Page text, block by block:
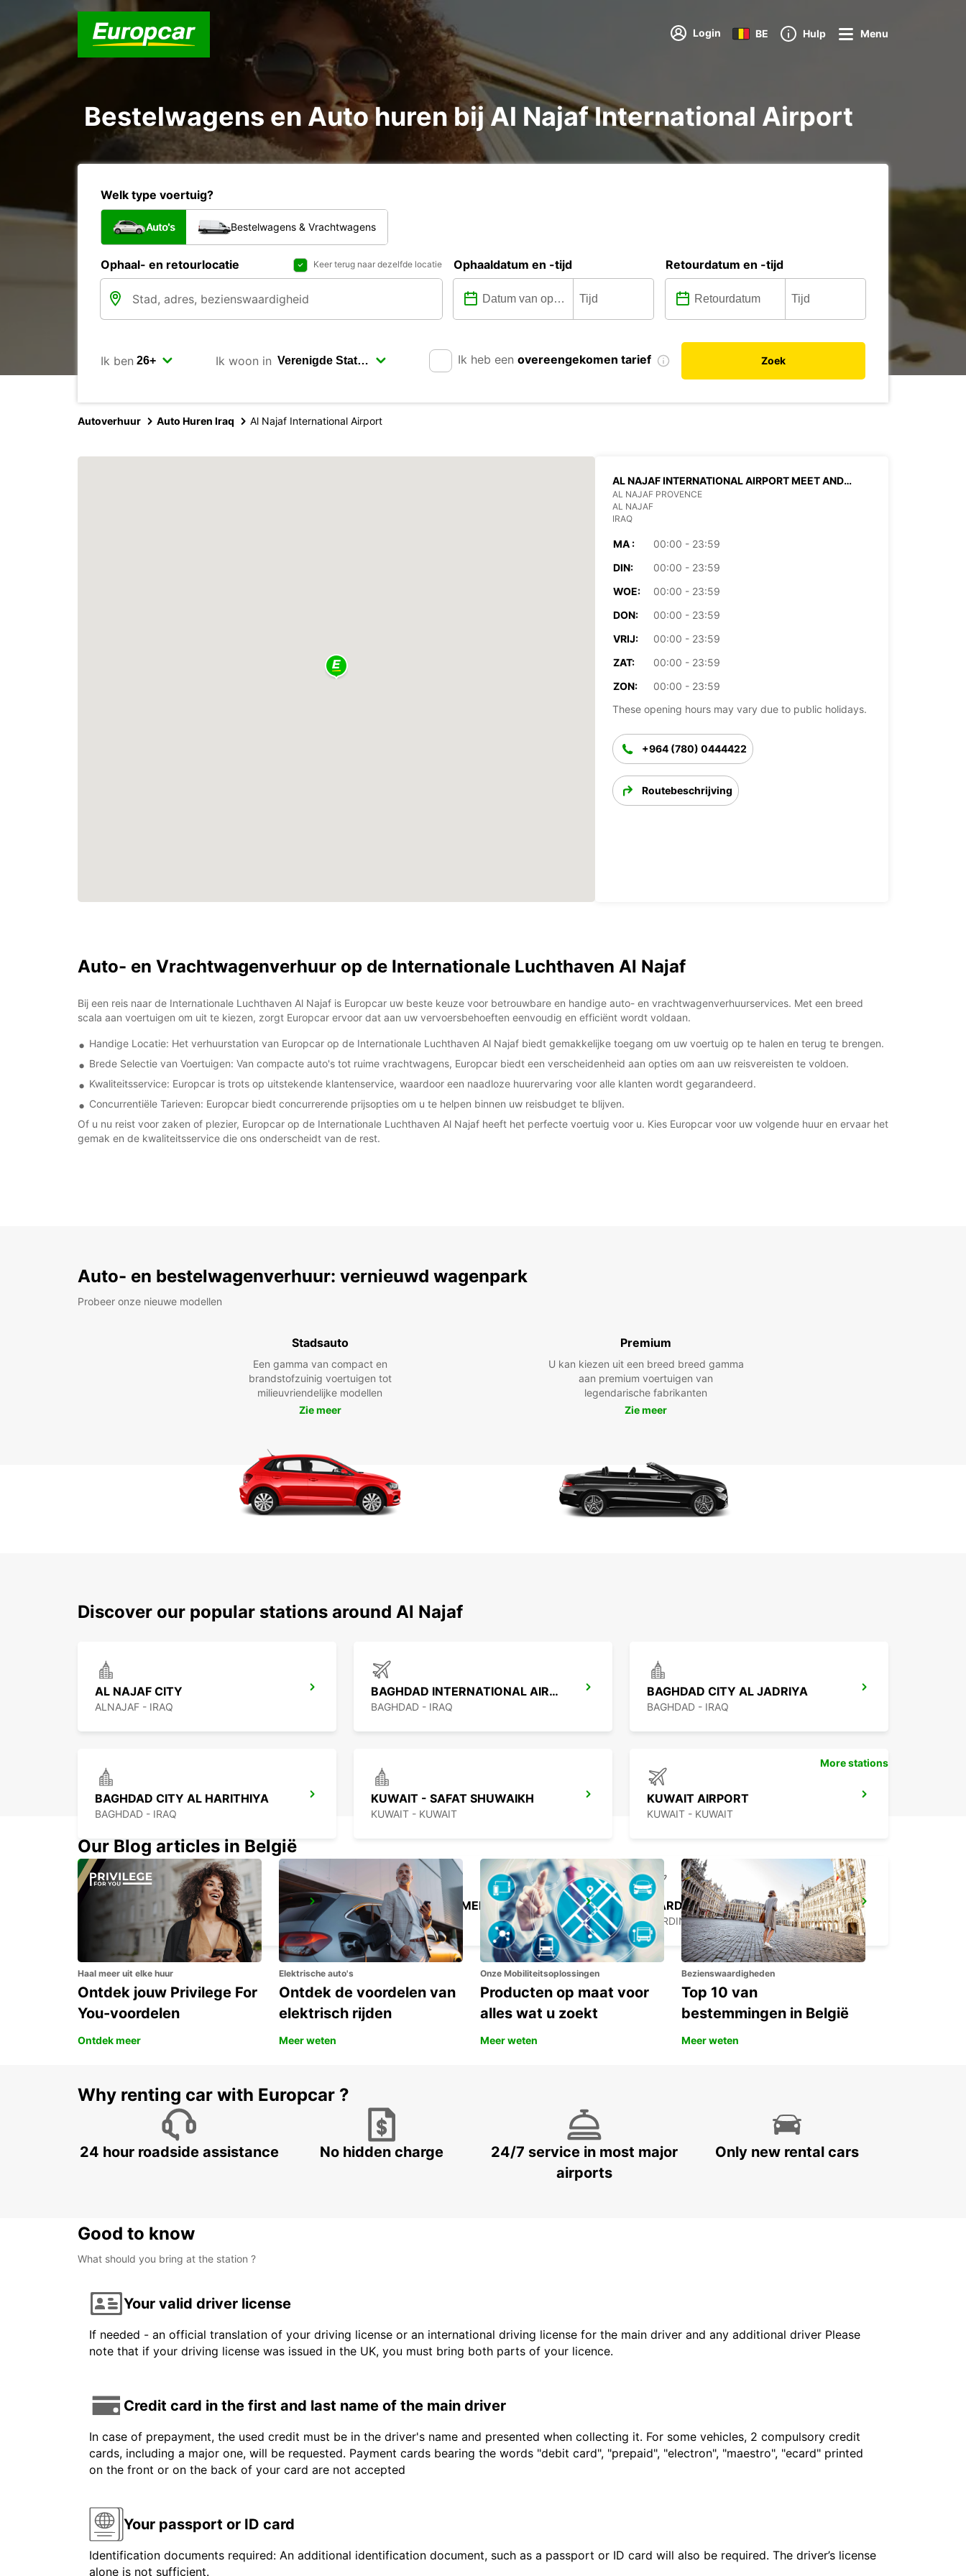
Login BE Hulp Menu
Bestelwagens en Auto huren bij Al Najaf International Airport
Welk type voertuig?
Auto's Bestelwagens & Vrachtwagens
Ophaal- en retourlocatie Keer terug naar dezelfde locatie Ophaaldatum en -tijd Retourdatum en -tijd
Ik ben Ik woon in Ik heb een overeengekomen tarief Zoek
Autoverhuur Auto Huren Iraq Al Najaf International Airport
AL NAJAF INTERNATIONAL AIRPORT MEET AND
GREET
AL NAJAF PROVENCE
AL NAJAF
IRAQ
MA :
00:00 - 23:59
DIN:
00:00 - 23:59
WOE:
00:00 - 23:59
DON:
00:00 - 23:59
VRIJ:
00:00 - 23:59
ZAT:
00:00 - 23:59
ZON:
00:00 - 23:59
These opening hours may vary due to public holidays.
+964 (780) 0444422
Routebeschrijving
Auto- en Vrachtwagenverhuur op de Internationale Luchthaven Al Najaf
Bij een reis naar de Internationale Luchthaven Al Najaf is Europcar uw beste keuze voor betrouwbare en handige auto- en vrachtwagenverhuurservices. Met een breed
scala aan voertuigen om uit te kiezen, zorgt Europcar ervoor dat aan uw vervoersbehoeften eenvoudig en efficiënt wordt voldaan.
Handige Locatie: Het verhuurstation van Europcar op de Internationale Luchthaven Al Najaf biedt gemakkelijke toegang om uw voertuig op te halen en terug te brengen.
Brede Selectie van Voertuigen: Van compacte auto's tot ruime vrachtwagens, Europcar biedt een verscheidenheid aan opties om aan uw reisvereisten te voldoen.
Kwaliteitsservice: Europcar is trots op uitstekende klantenservice, waardoor een naadloze huurervaring voor alle klanten wordt gegarandeerd.
Concurrentiële Tarieven: Europcar biedt concurrerende prijsopties om u te helpen binnen uw reisbudget te blijven.
Of u nu reist voor zaken of plezier, Europcar op de Internationale Luchthaven Al Najaf heeft het perfecte voertuig voor u. Kies Europcar voor uw volgende huur en ervaar het
gemak en de kwaliteitsservice die ons onderscheidt van de rest.
Auto- en bestelwagenverhuur: vernieuwd wagenpark
Probeer onze nieuwe modellen
Stadsauto
Een gamma van compact en
brandstofzuinig voertuigen tot
milieuvriendelijke modellen
Zie meer
Premium
U kan kiezen uit een breed breed gamma
aan premium voertuigen van
legendarische fabrikanten
Zie meer
Discover our popular stations around Al Najaf
AL NAJAF CITY
ALNAJAF - IRAQ
BAGHDAD INTERNATIONAL AIRPORT
BAGHDAD - IRAQ
BAGHDAD CITY AL JADRIYA
BAGHDAD - IRAQ
BAGHDAD CITY AL HARITHIYA
BAGHDAD - IRAQ
KUWAIT - SAFAT SHUWAIKH
KUWAIT - KUWAIT
KUWAIT AIRPORT
KUWAIT - KUWAIT
ERBIL HEADQUARTER
ERBIL - IRAQ
ERBIL AIRPORT MEET AND GREET
ERBIL - IRAQ
MARDIN AIRPORT
MARDIN - TURKEY
More stations
Our Blog articles in België
Haal meer uit elke huur
Ontdek jouw Privilege For
You-voordelen
Ontdek meer
Elektrische auto's
Ontdek de voordelen van
elektrisch rijden
Meer weten
Onze Mobiliteitsoplossingen
Producten op maat voor
alles wat u zoekt
Meer weten
Bezienswaardigheden
Top 10 van
bestemmingen in België
Meer weten
Why renting car with Europcar ?
24 hour roadside assistance No hidden charge
24/7 service in most major
airports
Only new rental cars
Good to know
What should you bring at the station ?
Your valid driver license
If needed - an official translation of your driving license or an international driving license for the main driver and any additional driver Please
note that if your driving license was issued in the UK, you must bring both parts of your licence.
Credit card in the first and last name of the main driver
In case of prepayment, the used credit must be in the driver's name and presented when collecting it. For some vehicles, 2 compulsory credit
cards, including a major one, will be requested. Payment cards bearing the words "debit card", "prepaid", "electron", "maestro", "ecard" printed
on the front or on the back of your card are not accepted
Your passport or ID card
Identification documents required: An additional identification document, such as a passport or ID card will also be required. The driver’s license
alone is not sufficient.